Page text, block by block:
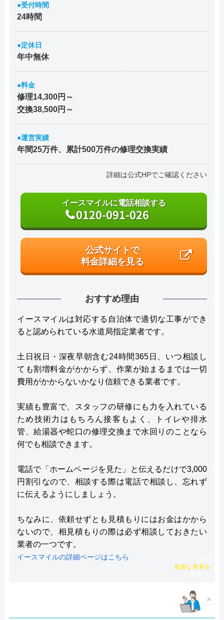
●受付時間
24時間
●定休日
年中無休
●料金
修理14,300円～
交換38,500円～
●運営実績
年間25万件、累計500万件の修理交換実績
詳細は公式HPでご確認ください
イースマイルに電話相談する
0120-091-026
公式サイトで
料金詳細を見る
おすすめ理由
イースマイルは対応する自治体で適切な工事ができ
ると認められている水道局指定業者です。
土日祝日・深夜早朝含む24時間365日、いつ相談し
ても割増料金がかからず、作業が始まるまでは一切
費用がかからないかなり信頼できる業者です。
実績も豊富で、スタッフの研修にも力を入れている
ため技術力はもちろん接客もよく、トイレや排水
管、給湯器や蛇口の修理交換まで水回りのことなら
何でも相談できます。
電話で「ホームページを見た」と伝えるだけで3,000
円割引なので、相談する際は電話で相談し、忘れず
に伝えるようにしましょう。
ちなみに、依頼せずとも見積もりにはお金はかから
ないので、相見積もりの際は必ず相談しておきたい
業者の一つです。
イースマイルの詳細ページはこちら
×
チャット診断で
最適な業者を